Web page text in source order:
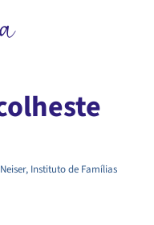
, Instituto de Famílias